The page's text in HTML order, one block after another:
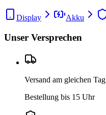
Display Akku
Unser Versprechen
Versand am gleichen Tag
Bestellung bis 15 Uhr